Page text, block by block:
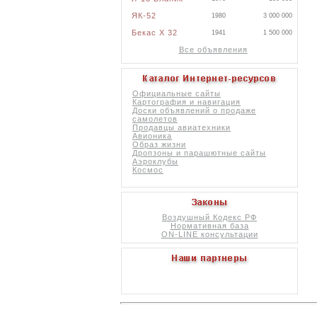
ЯК-52 1980 3 000 000
Бекас X 32 1941 1 500 000
Все объявления
Официальные сайты
Картография и навигация
Доски объявлений о продаже
самолетов
Продавцы авиатехники
Авионика
Образ жизни
Дропзоны и парашютные сайты
Аэроклубы
Космос
Воздушный Кодекс РФ
Нормативная база
ON-LINE консультации